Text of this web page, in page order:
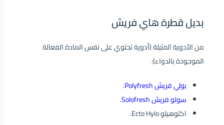
بديل قطرة هاي فريش
من الأدوية المثيلة (أدوية تحتوي على نفس المادة الفعالة
الموجودة بالدواء):
بولي فريش Polyfresh.
سولو فريش Solofresh.
اكتوهيلو Ecto Hylo.